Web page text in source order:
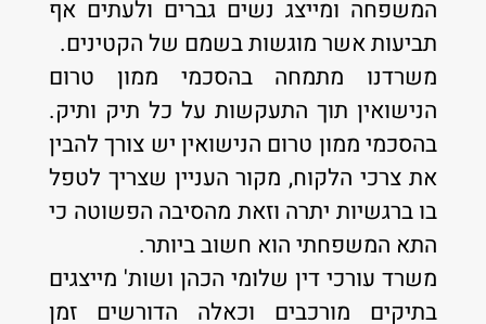
המשפחה ומייצג נשים גברים ולעתים אף
תביעות אשר מוגשות בשמם של הקטינים.
משרדנו מתמחה בהסכמי ממון טרום
הנישואין תוך התעקשות על כל תיק ותיק.
בהסכמי ממון טרום הנישואין יש צורך להבין
את צרכי הלקוח, מקור העניין שצריך לטפל
בו ברגשיות יתרה וזאת מהסיבה הפשוטה כי
התא המשפחתי הוא חשוב ביותר.
משרד עורכי דין שלומי הכהן ושות' מייצגים
בתיקים מורכבים וכאלה הדורשים זמן